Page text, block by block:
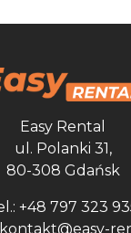
Easy Rental
ul. Polanki 31,
80-308 Gdańsk
+48 797 323